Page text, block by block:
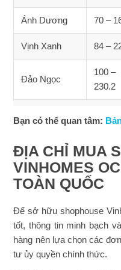
Ánh Dương 70 –
Vịnh Xanh 84 –
Đảo Ngọc
100 –
230.2
Bạn có thể quan tâm:
ĐỊA CHỈ MUA
VINHOMES
TOÀN QUỐC
Để sở hữu shophouse
tốt, thông tin minh bạch
hàng nên lựa chọn các
tư ủy quyền chính thức.